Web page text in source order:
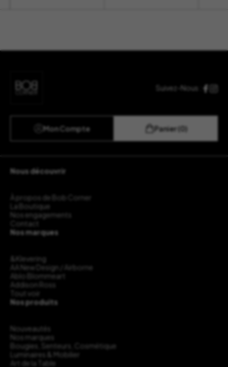
Suivez-Nous :
Mon Compte Panier (0)
Nous découvrir
À propos de Bob Corner
La Boutique
Nos engagements
Contact
Nos marques
&Klevering
AA New Design / Airborne
Ablo Blommeart
Addison Ross
Tout voir
Nos produits
Nouveautés
Nos marques
Bougies, Senteurs, Cosmétique
Luminaires & Mobilier
Art de la Table